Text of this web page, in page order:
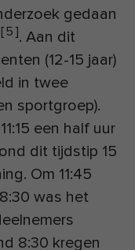
gedaan
[5]. Aan dit
(12-15 jaar)
in twee
sportgroep).
een half uur
dit tijdstip 15
Om 11:45
was het
8:30 kregen